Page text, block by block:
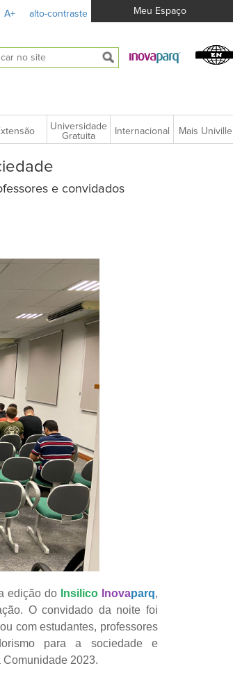
A+ alto-contraste Meu Espaço
Universidade
Gratuita
Internacional Mais Univille
e convidados
edição do Insilico Inovaparq,
O convidado da noite foi
com estudantes, professores
para a sociedade e
Comunidade 2023.